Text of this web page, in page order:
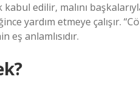
edilir, malını
yardım etmeye çalışır.
anlamlısıdır.